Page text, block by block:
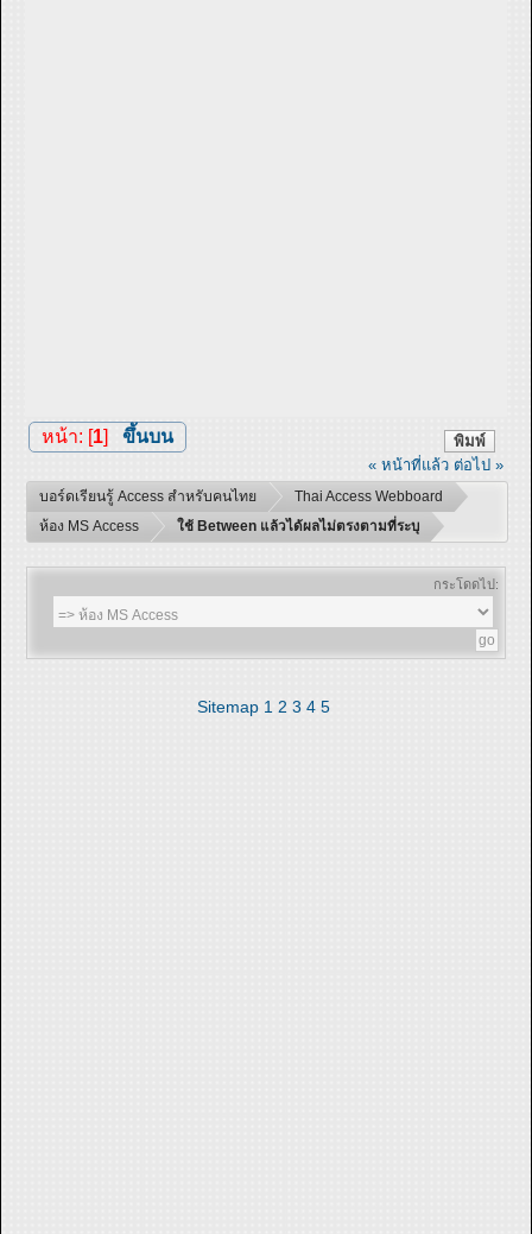
พิมพ์
หน้า: [1] ขึ้นบน
« หน้าที่แล้ว ต่อไป »
บอร์ดเรียนรู้ Access สำหรับคนไทย
Thai Access Webboard
ห้อง MS Access
ใช้ Between แล้วได้ผลไม่ตรงตามที่ระบุ
กระโดดไป:
Sitemap 1 2 3 4 5